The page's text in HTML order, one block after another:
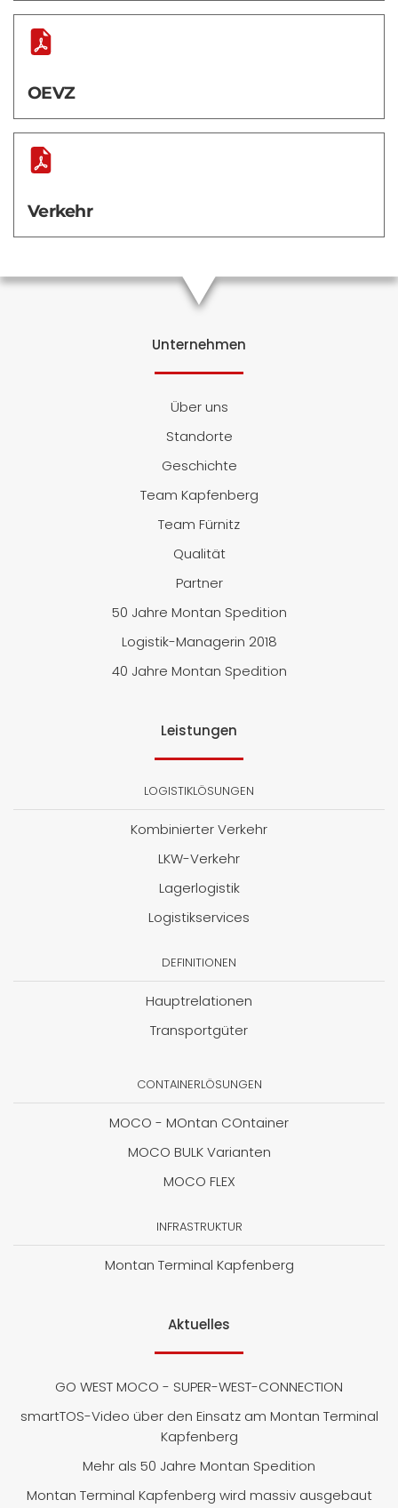
OEVZ
Verkehr
Unternehmen
Über uns
Standorte
Geschichte
Team Kapfenberg
Team Fürnitz
Qualität
Partner
50 Jahre Montan Spedition
Logistik-Managerin 2018
40 Jahre Montan Spedition
Leistungen
LOGISTIKLÖSUNGEN
Kombinierter Verkehr
LKW-Verkehr
Lagerlogistik
Logistikservices
DEFINITIONEN
Hauptrelationen
Transportgüter
CONTAINERLÖSUNGEN
MOCO - MOntan COntainer
MOCO BULK Varianten
MOCO FLEX
INFRASTRUKTUR
Montan Terminal Kapfenberg
Aktuelles
GO WEST MOCO - SUPER-WEST-CONNECTION
smartTOS-Video über den Einsatz am Montan Terminal
Kapfenberg
Mehr als 50 Jahre Montan Spedition
Montan Terminal Kapfenberg wird massiv ausgebaut